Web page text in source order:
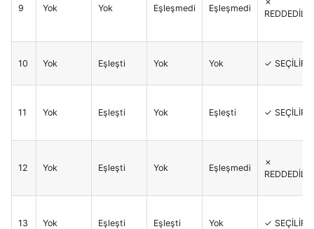
9 Yok Yok Eşleşmedi Eşleşmedi
REDDEDİLİR
10 Yok Eşleşti Yok Yok ✓ SEÇİLİR
11 Yok Eşleşti Yok Eşleşti ✓ SEÇİLİR
12 Yok Eşleşti Yok Eşleşmedi
✗
REDDEDİLİR
13 Yok Eşleşti Eşleşti Yok ✓ SEÇİLİR